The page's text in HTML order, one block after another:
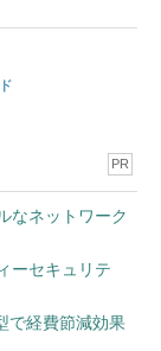
PR
なネットワーク
ーセキュリテ
で経費節減効果